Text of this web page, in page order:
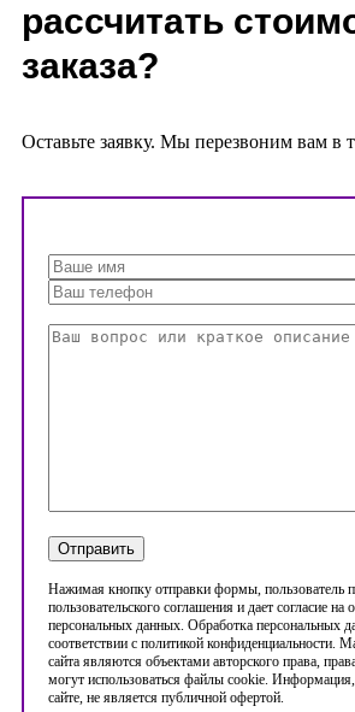
рассчитать
заказа?
Оставьте заявку. Мы перезвоним вам в
Нажимая кнопку отправки формы, пользователь
пользовательского соглашения и дает согласие на
персональных данных. Обработка персональных
соответствии с политикой конфиденциальности.
сайта являются объектами авторского права,
могут использоваться файлы cookie.
сайте, не является публичной офертой.